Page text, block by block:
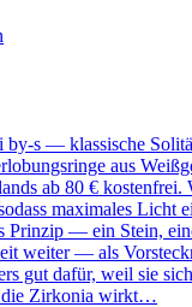
by-s — klassische
aus
ab 80 €
maximales
Prinzip — ein Stein,
weiter — als
gut dafür, weil sie
die Zirkonia wirkt…